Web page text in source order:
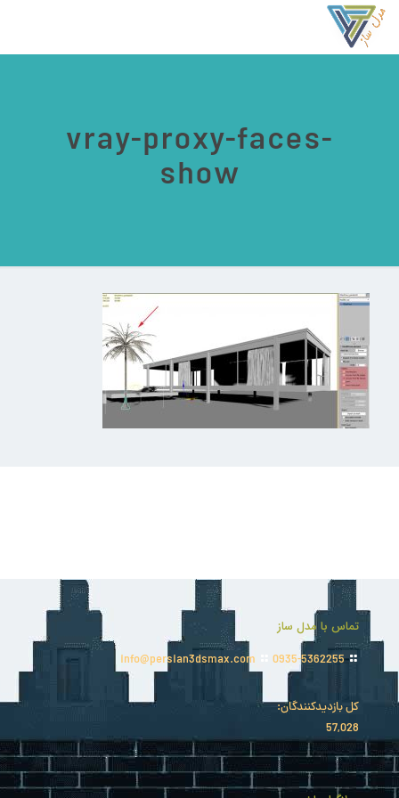
vray-proxy-faces-
show
تماس با مدل ساز
0935-5362255
کل بازدیدکنند‌گان:
57,028